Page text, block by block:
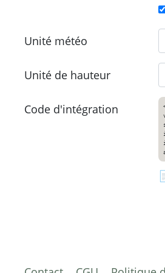
Unité météo
Unité de hauteur
Code d'intégration